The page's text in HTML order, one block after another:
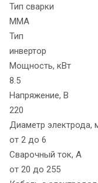
Тип сварки
MMA
Тип
инвертор
Мощность, кВт
8.5
Напряжение, В
220
Диаметр электрода,
от 2 до 6
Сварочный ток, А
от 20 до 255